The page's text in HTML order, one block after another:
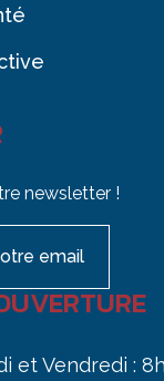
newsletter !
email
et Vendredi :